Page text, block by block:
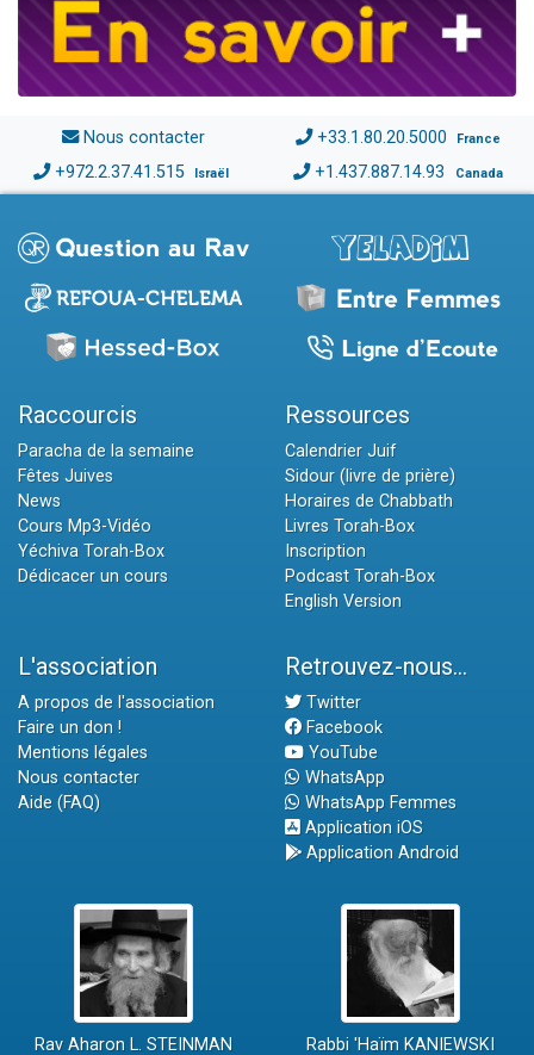
Nous contacter +33.1.80.20.5000 France
+972.2.37.41.515 Israël +1.437.887.14.93 Canada
Raccourcis
Paracha de la semaine
Fêtes Juives
News
Cours Mp3-Vidéo
Yéchiva Torah-Box
Dédicacer un cours
Ressources
Calendrier Juif
Sidour (livre de prière)
Horaires de Chabbath
Livres Torah-Box
Inscription
Podcast Torah-Box
English Version
L'association
A propos de l'association
Faire un don !
Mentions légales
Nous contacter
Aide (FAQ)
Retrouvez-nous...
Twitter
Facebook
YouTube
WhatsApp
WhatsApp Femmes
Application iOS
Application Android
Rav Aharon L. STEINMAN Rabbi 'Haïm KANIEWSKI